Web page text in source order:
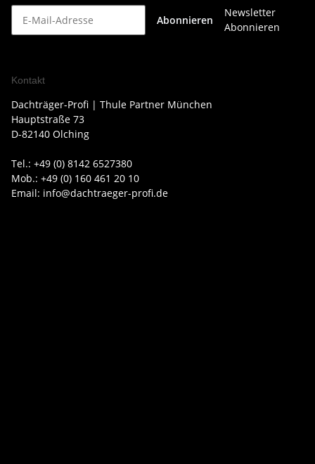
Abonnieren
Newsletter
Abonnieren
Kontakt
Dachträger-Profi | Thule Partner München
Hauptstraße 73
D-82140 Olching
Tel.: +49 (0) 8142 6527380
Mob.: +49 (0) 160 461 20 10
Email: info@dachtraeger-profi.de